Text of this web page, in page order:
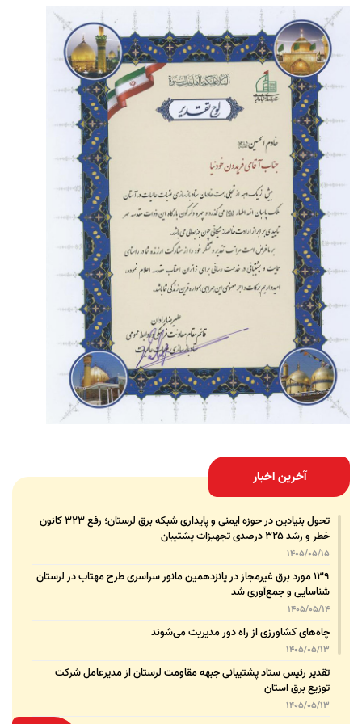
آخرین اخبار
تحول بنیادین در حوزه ایمنی و پایداری شبکه برق لرستان؛ رفع ۳۲۳ کانون
خطر و رشد ۳۲۵ درصدی تجهیزات پشتیبان
1405/05/15
۱۳۹ مورد برق غیرمجاز در پانزدهمین مانور سراسری طرح مهتاب در لرستان
شناسایی و جمع‌آوری شد
1405/05/14
چاه‌های کشاورزی از راه دور مدیریت می‌شوند
1405/05/13
تقدیر رئیس ستاد پشتیبانی جبهه مقاومت لرستان از مدیرعامل شرکت
توزیع برق استان
1405/05/13